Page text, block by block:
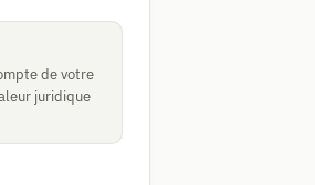
de votre
juridique